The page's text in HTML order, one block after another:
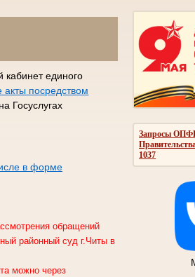
Запросы
1037
единого
посредством
Госуслугах
в форме
обращений
районный суд г.Читыв
можно через